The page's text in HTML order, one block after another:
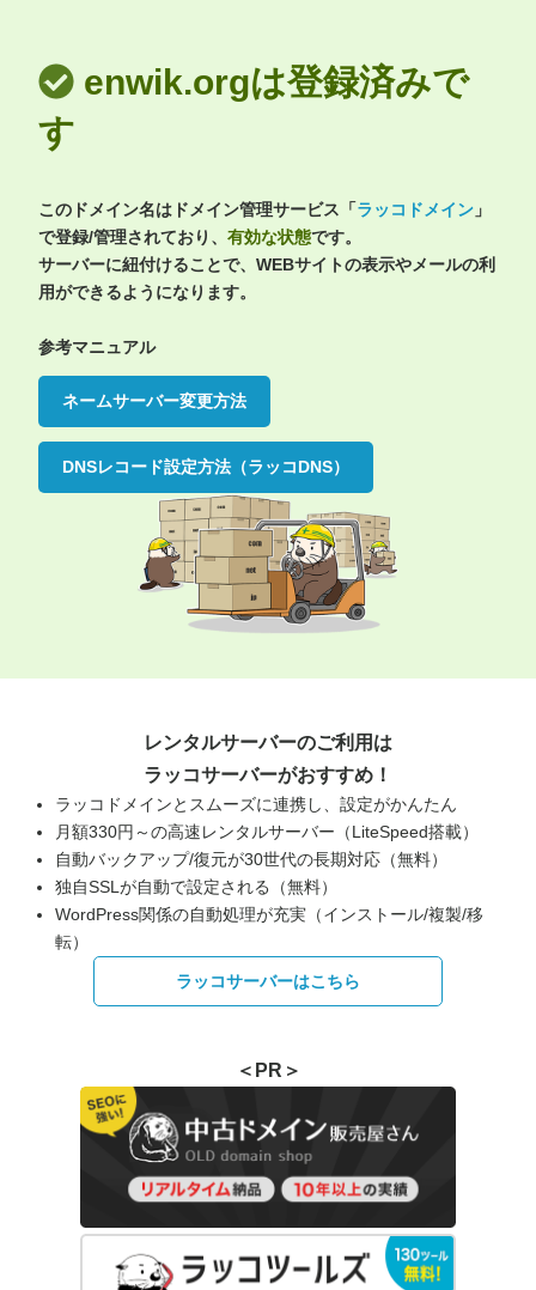
enwik.orgは登録済みで
す
このドメイン名はドメイン管理サービス「ラッコドメイン 」
で登録/管理されており、 有効な状態です。
サーバーに紐付けることで、WEBサイトの表示やメールの利
用ができるようになります。
参考マニュアル
ネームサーバー変更方法
DNSレコード設定方法（ラッコDNS）
レンタルサーバーのご利用は
ラッコサーバーがおすすめ！
ラッコドメインとスムーズに連携し、設定がかんたん
月額330円～の高速レンタルサーバー（LiteSpeed搭載）
自動バックアップ/復元が30世代の長期対応（無料）
独自SSLが自動で設定される（無料）
WordPress関係の自動処理が充実（インストール/複製/移
転）
ラッコサーバーはこちら
＜PR＞